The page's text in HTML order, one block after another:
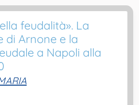
feudalità». La
di Arnone e la
a Napoli alla